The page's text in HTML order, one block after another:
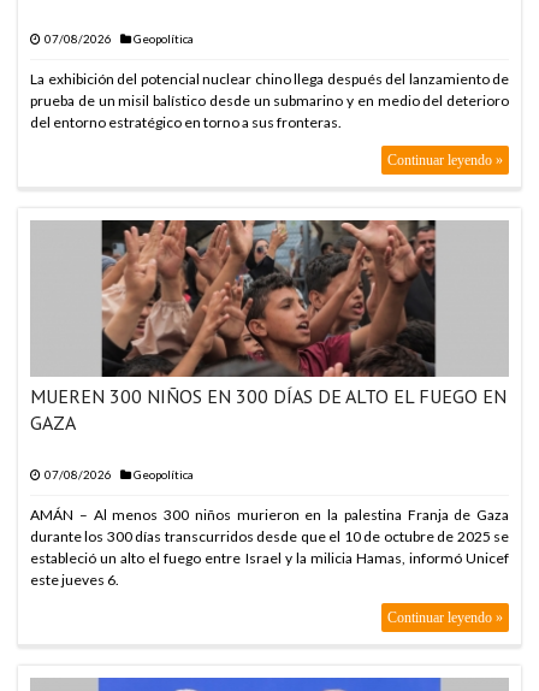
07/08/2026 Geopolítica
La exhibición del potencial nuclear chino llega después del lanzamiento de
prueba de un misil balístico desde un submarino y en medio del deterioro
del entorno estratégico en torno a sus fronteras.
Continuar leyendo »
MUEREN 300 NIÑOS EN 300 DÍAS DE ALTO EL FUEGO EN
GAZA
07/08/2026 Geopolítica
AMÁN – Al menos 300 niños murieron en la palestina Franja de Gaza
durante los 300 días transcurridos desde que el 10 de octubre de 2025 se
estableció un alto el fuego entre Israel y la milicia Hamas, informó Unicef
este jueves 6.
Continuar leyendo »